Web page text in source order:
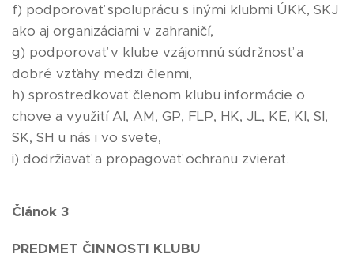
f) podporovať spoluprácu s inými klubmi ÚKK, SKJ
ako aj organizáciami v zahraničí,
g) podporovať v klube vzájomnú súdržnosť a
dobré vzťahy medzi členmi,
h) sprostredkovať členom klubu informácie o
chove a využití AI, AM, GP, FLP, HK, JL, KE, KI, SI,
SK, SH u nás i vo svete,
i) dodržiavať a propagovať ochranu zvierat.
Článok 3
PREDMET ČINNOSTI KLUBU